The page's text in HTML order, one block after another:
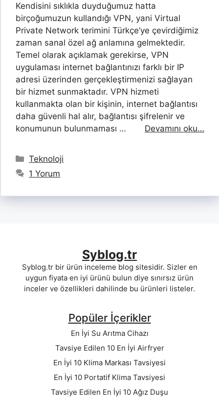
Kendisini sıklıkla duyduğumuz hatta
birçoğumuzun kullandığı VPN, yani Virtual
Private Network terimini Türkçe’ye çevirdiğimiz
zaman sanal özel ağ anlamına gelmektedir.
Temel olarak açıklamak gerekirse, VPN
uygulaması internet bağlantınızı farklı bir IP
adresi üzerinden gerçekleştirmenizi sağlayan
bir hizmet sunmaktadır. VPN hizmeti
kullanmakta olan bir kişinin, internet bağlantısı
daha güvenli hal alır, bağlantısı şifrelenir ve
konumunun bulunmaması …
Devamını oku…
Kategoriler
Teknoloji
1 Yorum
Syblog.tr
Syblog.tr bir ürün inceleme blog sitesidir. Sizler en
uygun fiyata en iyi ürünü bulun diye sınırsız ürün
inceler ve özellikleri dahilinde bu ürünleri listeler.
Popüler İçerikler
En İyi Su Arıtma Cihazı
Tavsiye Edilen 10 En İyi Airfryer
En İyi 10 Klima Markası Tavsiyesi
En İyi 10 Portatif Klima Tavsiyesi
Tavsiye Edilen En İyi 10 Ağız Duşu